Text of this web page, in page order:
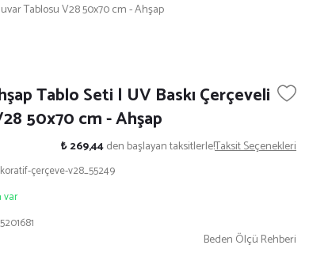
Tablosu V28 50x70 cm - Ahşap
Tablo Seti | UV Baskı Çerçeveli
50x70 cm - Ahşap
₺ 269,44den başlayan taksitlerle!Taksit Seçenekleri
çerçeve-v28_55249
var
Beden Ölçü Rehberi